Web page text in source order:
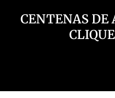
CENTENAS